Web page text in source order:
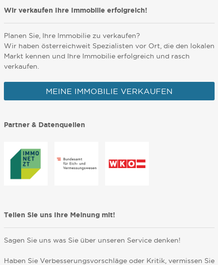
Wir verkaufen Ihre Immobilie erfolgreich!
Planen Sie, Ihre Immobilie zu verkaufen?
Wir haben österreichweit Spezialisten vor Ort, die den lokalen
Markt kennen und Ihre Immobilie erfolgreich und rasch
verkaufen.
MEINE IMMOBILIE VERKAUFEN
Partner & Datenquellen
Teilen Sie uns Ihre Meinung mit!
Sagen Sie uns was Sie über unseren Service denken!
Haben Sie Verbesserungsvorschläge oder Kritik, vermissen Sie